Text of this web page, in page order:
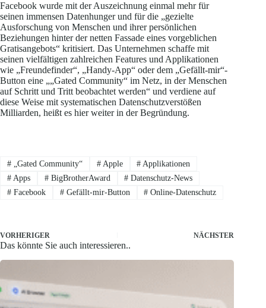
Facebook wurde mit der Auszeichnung einmal mehr für
seinen immensen Datenhunger und für die „gezielte
Ausforschung von Menschen und ihrer persönlichen
Beziehungen hinter der netten Fassade eines vorgeblichen
Gratisangebots“ kritisiert. Das Unternehmen schaffe mit
seinen vielfältigen zahlreichen Features und Applikationen
wie „Freundefinder“, „Handy-App“ oder dem „Gefällt-mir“-
Button eine „„Gated Community“ im Netz, in der Menschen
auf Schritt und Tritt beobachtet werden“ und verdiene auf
diese Weise mit systematischen Datenschutzverstößen
Milliarden, heißt es hier weiter in der Begründung.
#„Gated Community“ #Apple # Applikationen
#Apps #BigBrotherAward # Datenschutz-News
#Facebook #Gefällt-mir-Button # Online-Datenschutz
VORHERIGER NÄCHSTER
Das könnte Sie auch interessieren..